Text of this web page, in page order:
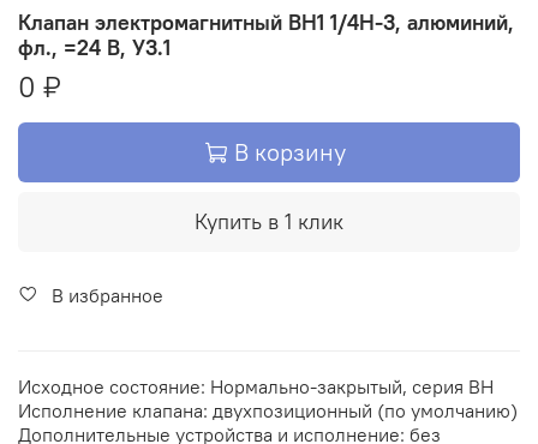
Клапан электромагнитный ВН1 1/4Н-3, алюминий,
фл., =24 В, У3.1
0 ₽
В корзину
Купить в 1 клик
В избранное
Исходное состояние: Нормально-закрытый, серия ВН
Исполнение клапана: двухпозиционный (по умолчанию)
Дополнительные устройства и исполнение: без